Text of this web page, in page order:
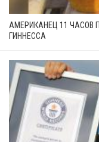
АМЕРИКАНЕЦ 11 ЧАСОВ
ГИННЕССА